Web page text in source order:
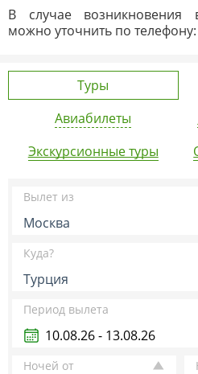
В случае возникновения
можно уточнить по
Туры
Авиабилеты
Экскурсионные туры
Вылет из
Москва
Куда?
Турция
Период вылета
Ночей от